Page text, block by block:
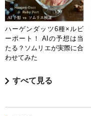
ハーゲンダッツ6種×ルビ
ーポート！ AIの予想は当
たる？ソムリエが実際に合
わせてみた
すべて見る